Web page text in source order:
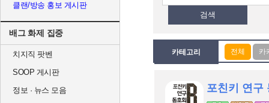
클랜/방송 홍보 게시판
배그 화제 집중
치지직 팟벤
SOOP 게시판
정보 · 뉴스 모음
검색
카테고리
포친키 연구